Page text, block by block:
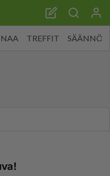
TREFFIT SÄÄNNÖT